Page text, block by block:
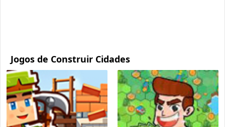
Jogos de Construir Cidades